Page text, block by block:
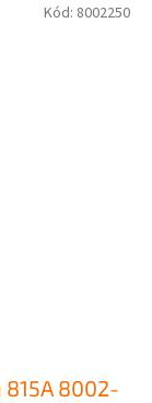
815A 8002-
Kód: 8002250